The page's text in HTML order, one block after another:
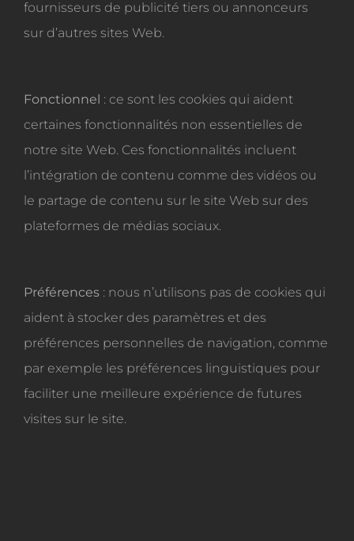
fournisseurs de publicité tiers ou annonceurs
sur d’autres sites Web.
Fonctionnel : ce sont les cookies qui aident
certaines fonctionnalités non essentielles de
notre site Web. Ces fonctionnalités incluent
l’intégration de contenu comme des vidéos ou
le partage de contenu sur le site Web sur des
plateformes de médias sociaux.
Préférences : nous n’utilisons pas de cookies qui
aident à stocker des paramètres et des
préférences personnelles de navigation, comme
par exemple les préférences linguistiques pour
faciliter une meilleure expérience de futures
visites sur le site.